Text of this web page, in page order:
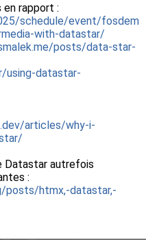
en rapport :
schedule/event/fosdem-
with-datastar/
posts/data-star-
using-datastar-
articles/why-i-
Datastar autrefois
:
posts/htmx,-datastar,-